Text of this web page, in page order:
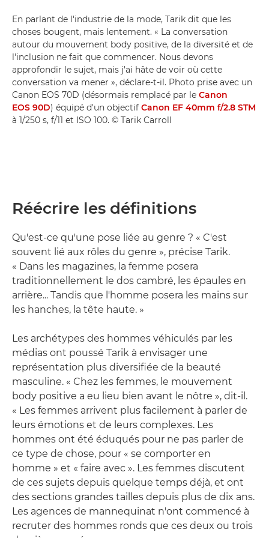
En parlant de l'industrie de la mode, Tarik dit que les
choses bougent, mais lentement. « La conversation
autour du mouvement body positive, de la diversité et de
l'inclusion ne fait que commencer. Nous devons
approfondir le sujet, mais j'ai hâte de voir où cette
conversation va mener », déclare-t-il. Photo prise avec un
Canon EOS 70D (désormais remplacé par le Canon
EOS 90D) équipé d'un objectif Canon EF 40mm f/2.8 STM
à 1/250 s, f/11 et ISO 100. © Tarik Carroll
Réécrire les définitions
Qu'est-ce qu'une pose liée au genre ? « C'est
souvent lié aux rôles du genre », précise Tarik.
« Dans les magazines, la femme posera
traditionnellement le dos cambré, les épaules en
arrière... Tandis que l'homme posera les mains sur
les hanches, la tête haute. »
Les archétypes des hommes véhiculés par les
médias ont poussé Tarik à envisager une
représentation plus diversifiée de la beauté
masculine. « Chez les femmes, le mouvement
body positive a eu lieu bien avant le nôtre », dit-il.
« Les femmes arrivent plus facilement à parler de
leurs émotions et de leurs complexes. Les
hommes ont été éduqués pour ne pas parler de
ce type de chose, pour « se comporter en
homme » et « faire avec ». Les femmes discutent
de ces sujets depuis quelque temps déjà, et ont
des sections grandes tailles depuis plus de dix ans.
Les agences de mannequinat n'ont commencé à
recruter des hommes ronds que ces deux ou trois